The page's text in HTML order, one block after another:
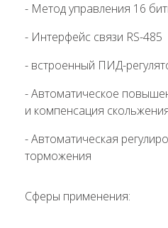
- Метод управления 16
- Интерфейс связи RS-485
- встроенный ПИД-
- Автоматическое
и компенсация
- Автоматическая
торможения
Сферы применения: